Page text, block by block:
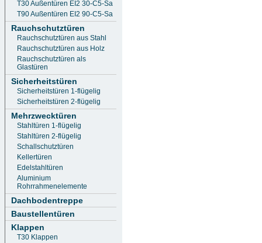
T30 Außentüren EI2 30-C5-Sa
T90 Außentüren EI2 90-C5-Sa
Rauchschutztüren
Rauchschutztüren aus Stahl
Rauchschutztüren aus Holz
Rauchschutztüren als
Glastüren
Sicherheitstüren
Sicherheitstüren 1-flügelig
Sicherheitstüren 2-flügelig
Mehrzwecktüren
Stahltüren 1-flügelig
Stahltüren 2-flügelig
Schallschutztüren
Kellertüren
Edelstahltüren
Aluminium
Rohrrahmenelemente
Dachbodentreppe
Baustellentüren
Klappen
T30 Klappen